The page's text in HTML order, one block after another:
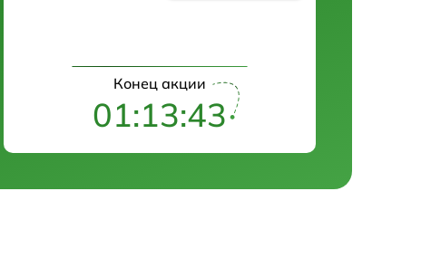
Конец акции
01:13:42